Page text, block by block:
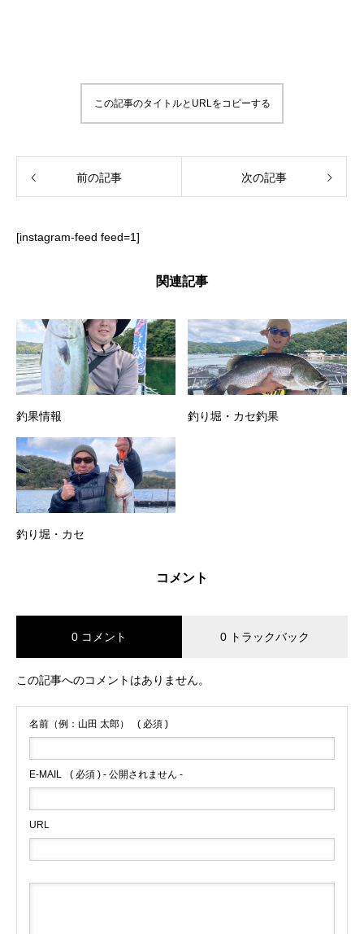
この記事のタイトルとURLをコピーする
前の記事 次の記事
[instagram-feed feed=1]
関連記事
釣果情報 釣り堀・カセ釣果
釣り堀・カセ
コメント
0 コメント 0 トラックバック
この記事へのコメントはありません。
名前（例：山田 太郎） ( 必須 )
E-MAIL ( 必須 ) - 公開されません -
URL